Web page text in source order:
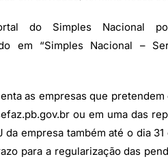
do Simples Nacional
em “Simples Nacional –
as empresas que
ou em uma das
empresa também até o dia
para a regularização das